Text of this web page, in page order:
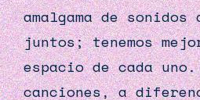
amalgama de sonidos
juntos; tenemos
espacio de cada
canciones, a